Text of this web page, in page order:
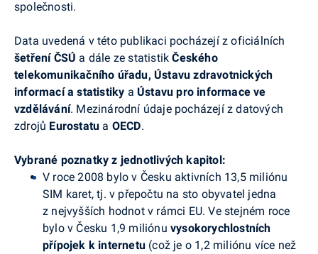
společnosti.
Data uvedená v této publikaci pocházejí z oficiálních
šetření ČSÚ a dále ze statistikČeského
telekomunikačního úřadu, Ústavu zdravotnických
informací a statistiky aÚstavu pro informace ve
vzdělávání. Mezinárodní údaje pocházejí z datových
zdrojů Eurostatu a OECD.
Vybrané poznatky z jednotlivých kapitol:
V roce 2008 bylo v Česku aktivních 13,5 miliónu
SIM karet, tj. v přepočtu na sto obyvatel jedna
z nejvyšších hodnot v rámci EU. Ve stejném roce
bylo v Česku 1,9 miliónu vysokorychlostních
přípojek k internetu (což je o 1,2 miliónu více než